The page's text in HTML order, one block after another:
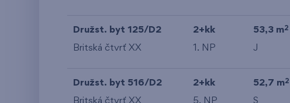
Družst. byt 125/D2 2+kk 53,3 m2
Britská čtvrť XX 1. NP J
Družst. byt 516/D2 2+kk 52,7 m2
Britská čtvrť XX 5. NP S